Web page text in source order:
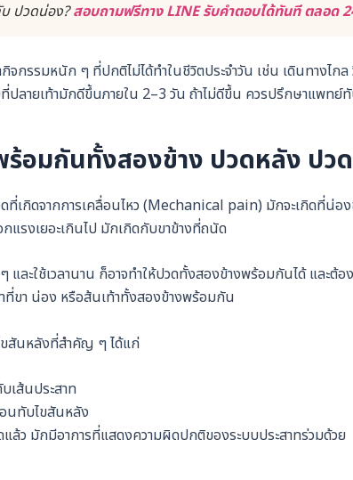
ปวดน่อง?สอบถามฟรีทาง LINE รับคำตอบได้ทันที ตลอด
กิจกรรมหนัก ๆ ที่ปกติไม่ได้ทำในชีวิตประจำวัน เช่น เดินทางไ
ที่ปลายเท้ามักดีขึ้นภายใน 2–3 วัน ถ้าไม่ดีขึ้น ควรปรึกษาแพทย์
อมกันทั้งสองข้าง ปวดหลัง ปวด
ดที่เกิดจากการเคลื่อนไหว (Mechanical pain) มักจะเกิดที่น่อง
รงเยอะเกินไป มักเกิดกับขาข้างที่ถนัด
และใช้เวลานาน ก็อาจทำให้ปวดทั้งสองข้างพร้อมกันได้ และต้
ที่ขา น่อง หรือส้นเท้าทั้งสองข้างพร้อมกัน
สันหลังที่สำคัญ ๆ ได้แก่
เส้นประสาท
นทับไขสันหลัง
แล้ว มักมีอาการที่แสดงความผิดปกติของระบบประสาทร่วมด้วย